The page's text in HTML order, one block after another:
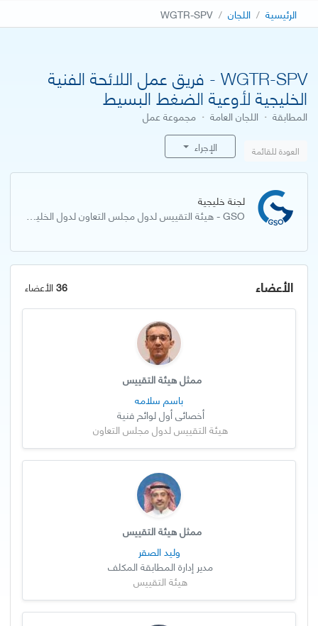
الرئيسية اللجان WGTR-SPV
WGTR-SPV - فريق عمل اللائحة الفنية
الخليجية لأوعية الضغط البسيط
المطابقة · اللجان العامة · مجموعة عمل
العودة للقائمة الإجراء
لجنة خليجية
GSO - هيئة التقييس لدول مجلس التعاون لدول الخليج العربية
الأعضاء 36الأعضاء
ممثل هيئة التقييس
باسم سلامه
أخصائي أول لوائح فنية
هيئة التقييس لدول مجلس التعاون
ممثل هيئة التقييس
وليد الصقر
مدير إدارة المطابقة المكلف
هيئة التقييس